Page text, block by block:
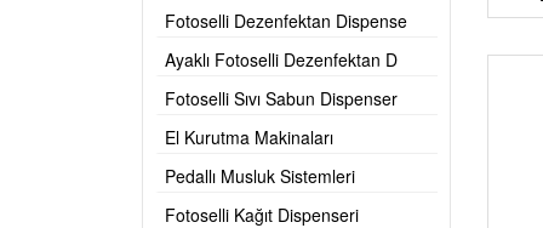
Fotoselli Dezenfektan Dispense
Ayaklı Fotoselli Dezenfektan D
Fotoselli Sıvı Sabun Dispenser
El Kurutma Makinaları
Pedallı Musluk Sistemleri
Fotoselli Kağıt Dispenseri